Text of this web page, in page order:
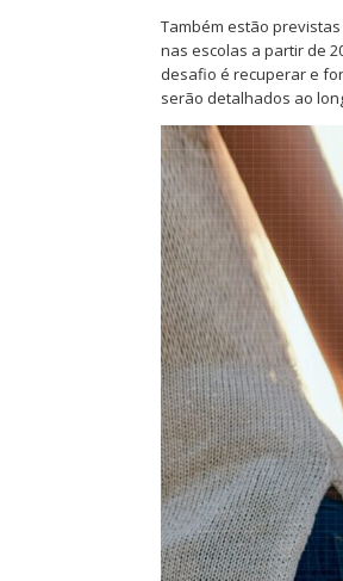
Também estão
nas escolas a partir de
desafio é recuperar e
serão detalhados ao